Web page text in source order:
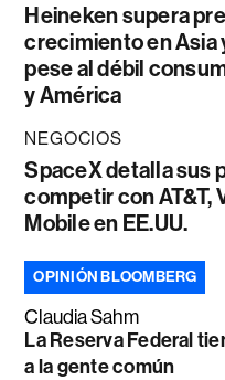
Heineken supera
crecimiento en Asia
pese al débil
y América
NEGOCIOS
SpaceX detalla sus
competir con AT&T,
Mobile en EE.UU.
OPINIÓN BLOOMBERG
Claudia Sahm
La Reserva Federal
a la gente común